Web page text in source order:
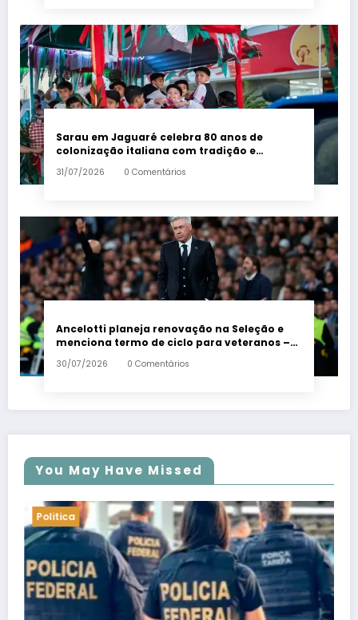
Sarau em Jaguaré celebra 80 anos de
colonização italiana com tradição e
trambolhão da polenta – Em Dia ES
31/07/2026 0 Comentários
Ancelotti planeja renovação na Seleção e
menciona termo de ciclo para veteranos –
Em Dia ES
30/07/2026 0 Comentários
You May Have Missed
Politica